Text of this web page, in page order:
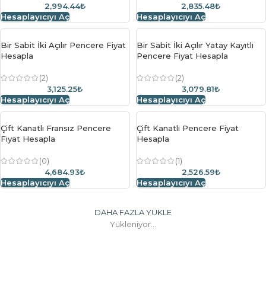
2,994.44₺
Hesaplayıcıyı Aç
2,835.48₺
Hesaplayıcıyı Aç
Bir Sabit İki Açılır Pencere Fiyat
Hesapla
(2)
3,125.25₺
Hesaplayıcıyı Aç
Bir Sabit İki Açılır Yatay Kayıtlı
Pencere Fiyat Hesapla
(2)
3,079.81₺
Hesaplayıcıyı Aç
Çift Kanatlı Fransız Pencere
Fiyat Hesapla
(0)
4,684.93₺
Hesaplayıcıyı Aç
Çift Kanatlı Pencere Fiyat
Hesapla
(1)
2,526.59₺
Hesaplayıcıyı Aç
DAHA FAZLA YÜKLE
Yükleniyor...